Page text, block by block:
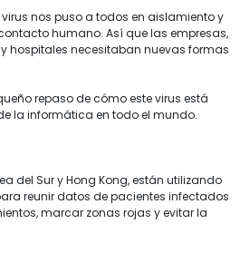
nos puso a todos en aislamiento y
humano. Así que las empresas,
hospitales necesitaban nuevas formas
repaso de cómo este virus está
la informática en todo el mundo.
del Sur y Hong Kong, están utilizando
reunir datos de pacientes infectados
marcar zonas rojas y evitar la